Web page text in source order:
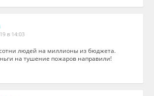
в 14:03
людей на миллионы из бюджета.
на тушение пожаров направили!